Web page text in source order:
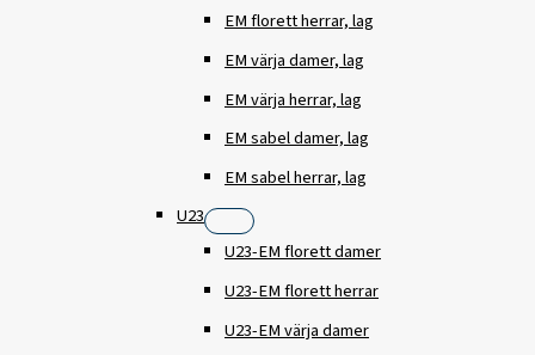
EM florett herrar, lag
EM värja damer, lag
EM värja herrar, lag
EM sabel damer, lag
EM sabel herrar, lag
U23
U23-EM florett damer
U23-EM florett herrar
U23-EM värja damer